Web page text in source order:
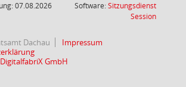
07.08.2026
Software:Sitzungsdienst
Session(Wird in
Dachau
Impressum
DigitalfabriX GmbH